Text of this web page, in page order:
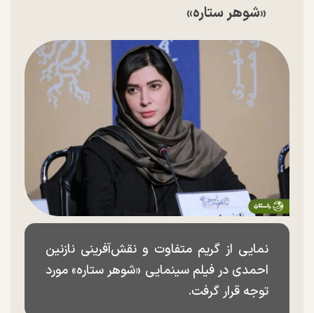
«شوهر ستاره»
نمایی از گریم متفاوت و نقش‌آفرینی نازنین
احمدی در فیلم سینمایی «شوهر ستاره» مورد
توجه قرار گرفت.